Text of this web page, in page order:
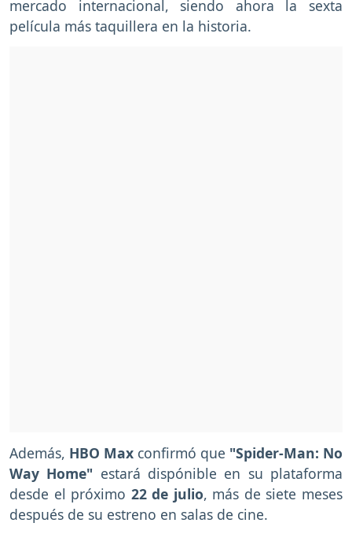
mercado internacional, siendo ahora la sexta
película más taquillera en la historia.
Además, HBO Max confirmó que "Spider-Man: No
Way Home" estará dispónible en su plataforma
desde el próximo 22 de julio, más de siete meses
después de su estreno en salas de cine.